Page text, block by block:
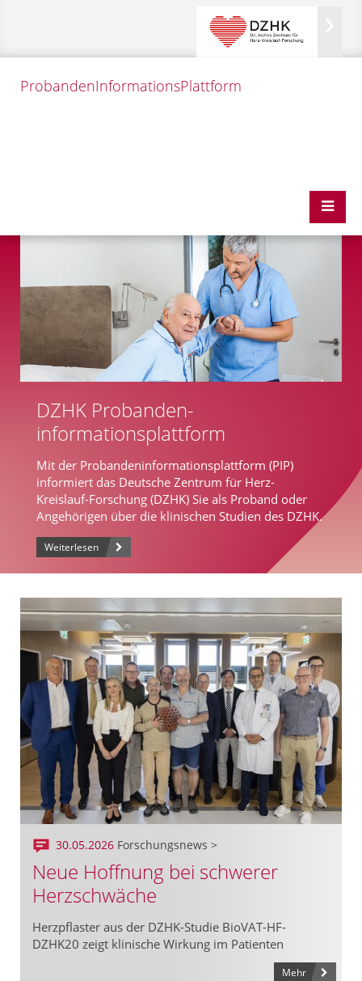
ProbandenInformationsPlattform
DZHK Probanden-
informationsplattform
Mit der Probandeninformationsplattform (PIP)
informiert das Deutsche Zentrum für Herz-
Kreislauf-Forschung (DZHK) Sie als Proband oder
Angehörigen über die klinischen Studien des DZHK.
Weiterlesen
30.05.2026 Forschungsnews >
Neue Hoffnung bei schwerer
Herzschwäche
Herzpflaster aus der DZHK-Studie BioVAT-HF-
DZHK20 zeigt klinische Wirkung im Patienten
Mehr